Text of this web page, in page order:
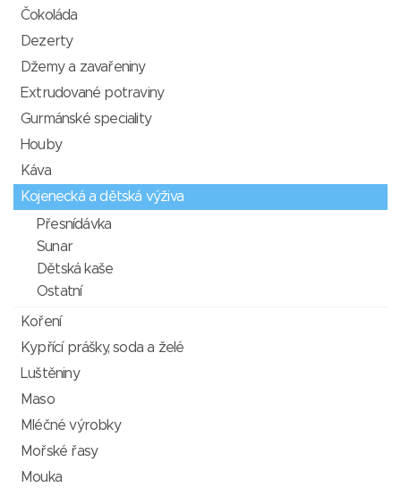
Čokoláda
Dezerty
Džemy a zavařeniny
Extrudované potraviny
Gurmánské speciality
Houby
Káva
Kojenecká a dětská výživa
Přesnídávka
Sunar
Dětská kaše
Ostatní
Koření
Kypřící prášky, soda a želé
Luštěniny
Maso
Mléčné výrobky
Mořské řasy
Mouka